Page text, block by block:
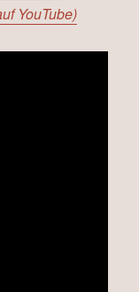
YouTube)